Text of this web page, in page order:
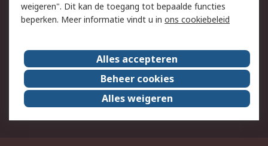
Algemene
verkoopvoorwaarden
Over RS
RS Group
Over ons
RS wereldwijd
Werken bij RS
ESG
weigeren". Dit kan de toegang tot bepaalde functies
beperken. Meer informatie vindt u in ons cookiebeleid
Alles accepteren
Beheer cookies
Alles weigeren